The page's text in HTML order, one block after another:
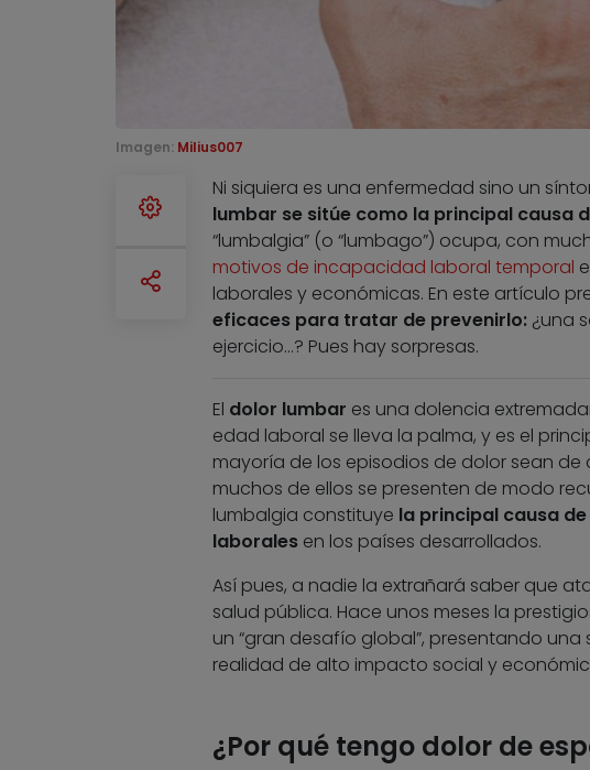
Imagen: Milius007
Ni siquiera es una enfermedad sino un
lumbar se sitúe como la principal causa
“lumbalgia” (o “lumbago”) ocupa, con
motivos de incapacidad laboral temporal
laborales y económicas. En este artículo
eficaces para tratar de prevenirlo:¿una
ejercicio…? Pues hay sorpresas.
El dolor lumbar es una dolencia
edad laboral se lleva la palma, y es el
mayoría de los episodios de dolor sean
muchos de ellos se presenten de modo
lumbalgia constituye la principal causa
laboralesen los países desarrollados.
Así pues, a nadie la extrañará saber que
salud pública. Hace unos meses la
un “gran desafío global”, presentando
realidad de alto impacto social y
¿Por qué tengo dolor de